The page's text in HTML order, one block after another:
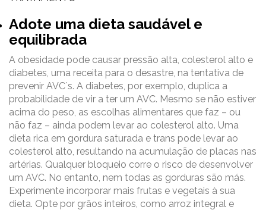
Adote uma dieta saudável e
equilibrada
A obesidade pode causar pressão alta, colesterol alto e
diabetes, uma receita para o desastre, na tentativa de
prevenir AVC´s. A diabetes, por exemplo, duplica a
probabilidade de vir a ter um AVC. Mesmo se não estiver
acima do peso, as escolhas alimentares que faz – ou
não faz – ainda podem levar ao colesterol alto. Uma
dieta rica em gordura saturada e trans pode levar ao
colesterol alto, resultando na acumulação de placas nas
artérias. Qualquer bloqueio corre o risco de desenvolver
um AVC. No entanto, nem todas as gorduras são más.
Experimente incorporar mais frutas e vegetais à sua
dieta. Opte por grãos inteiros, como arroz integral e